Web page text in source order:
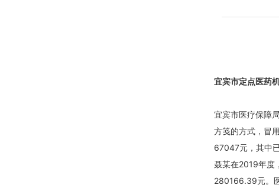
宜宾市定点医药
宜宾市医疗保障
方笺的方式，冒
67047元，其中
聂某在2019年度
280166.39元。